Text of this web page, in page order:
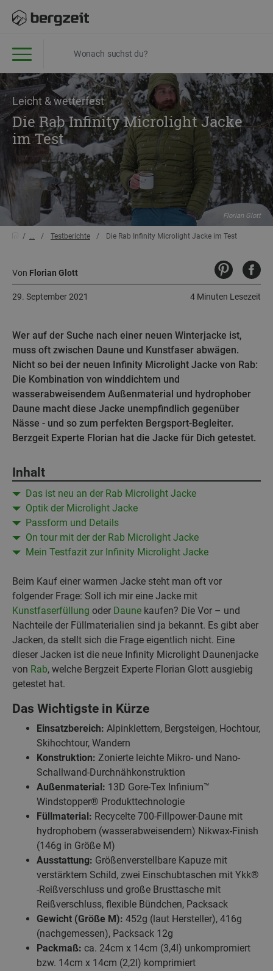
Leicht & wetterfest
Die Rab Infinity Microlight Jacke
im Test
Florian Glott
... Testberichte Die Rab Infinity Microlight Jacke im Test
Von Florian Glott
4 Minuten Lesezeit
29. September 2021
Wer auf der Suche nach einer neuen Winterjacke ist,
muss oft zwischen Daune und Kunstfaser abwägen.
Nicht so bei der neuen Infinity Microlight Jacke von Rab:
Die Kombination von winddichtem und
wasserabweisendem Außenmaterial und hydrophober
Daune macht diese Jacke unempfindlich gegenüber
Nässe - und so zum perfekten Bergsport-Begleiter.
Berzgeit Experte Florian hat die Jacke für Dich getestet.
Inhalt
Das ist neu an der Rab Microlight Jacke
Optik der Microlight Jacke
Passform und Details
On tour mit der der Rab Microlight Jacke
Mein Testfazit zur Infinity Microlight Jacke
Beim Kauf einer warmen Jacke steht man oft vor
folgender Frage: Soll ich mir eine Jacke mit
Kunstfaserfüllung oder Daune kaufen? Die Vor – und
Nachteile der Füllmaterialien sind ja bekannt. Es gibt aber
Jacken, da stellt sich die Frage eigentlich nicht. Eine
dieser Jacken ist die neue Infinity Microlight Daunenjacke
von Rab, welche Bergzeit Experte Florian Glott ausgiebig
getestet hat.
Das Wichtigste in Kürze
Einsatzbereich: Alpinklettern, Bergsteigen, Hochtour,
Skihochtour, Wandern
Konstruktion: Zonierte leichte Mikro- und Nano-
Schallwand-Durchnähkonstruktion
Außenmaterial: 13D Gore-Tex Infinium™
Windstopper® Produkttechnologie
Füllmaterial: Recycelte 700-Fillpower-Daune mit
hydrophobem (wasserabweisendem) Nikwax-Finish
(146g in Größe M)
Ausstattung: Größenverstellbare Kapuze mit
verstärktem Schild, zwei Einschubtaschen mit Ykk®
-Reißverschluss und große Brusttasche mit
Reißverschluss, flexible Bündchen, Packsack
Gewicht (Größe M): 452g (laut Hersteller), 416g
(nachgemessen), Packsack 12g
Packmaß: ca. 24cm x 14cm (3,4l) unkompromiert
bzw. 14cm x 14cm (2,2l) komprimiert